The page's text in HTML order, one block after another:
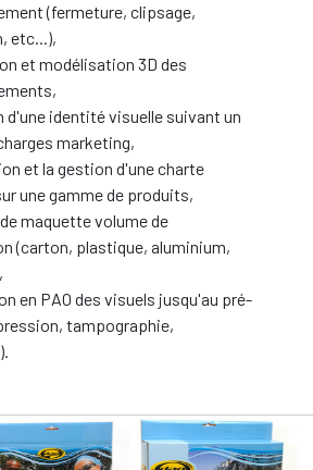
(fermeture, clipsage,
etc...),
et modélisation 3D des
d'une identité visuelle suivant un
marketing,
et la gestion d'une charte
une gamme de produits,
maquette volume de
(carton, plastique, aluminium,
en PAO des visuels jusqu'au pré-
tampographie,